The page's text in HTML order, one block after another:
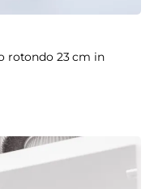
rotondo 23 cm in